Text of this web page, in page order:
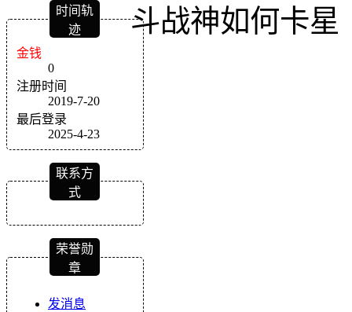
时间轨
迹
金钱
0
注册时间
2019-7-20
最后登录
2025-4-23
联系方
式
荣誉勋
章
发消息
斗战神如何卡星